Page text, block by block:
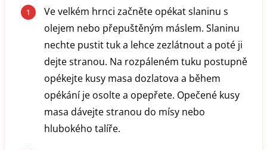
Ve velkém hrnci začněte opékat slaninu s
olejem nebo přepuštěným máslem. Slaninu
nechte pustit tuk a lehce zezlátnout a poté ji
dejte stranou. Na rozpáleném tuku postupně
opékejte kusy masa dozlatova a během
opékání je osolte a opepřete. Opečené kusy
masa dávejte stranou do mísy nebo
hlubokého talíře.